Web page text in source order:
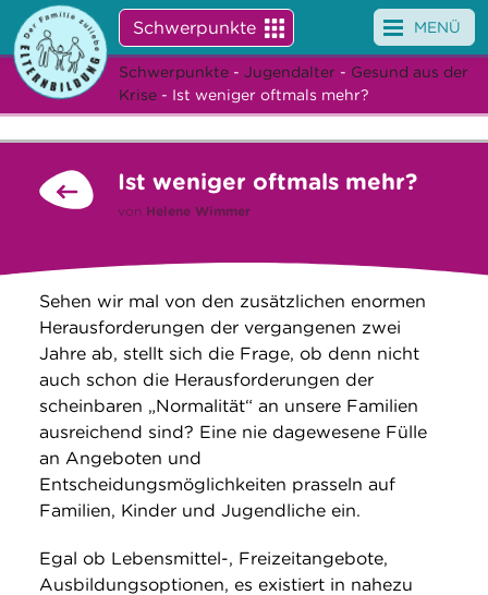
Schwerpunkte
Angebote
News
Über uns
Suche
MENÜ
Schwerpunkte - Jugendalter - Gesund aus der
Krise - Ist weniger oftmals mehr?
Ist weniger oftmals mehr?
von Helene Wimmer
Sehen wir mal von den zusätzlichen enormen
Herausforderungen der vergangenen zwei
Jahre ab, stellt sich die Frage, ob denn nicht
auch schon die Herausforderungen der
scheinbaren „Normalität“ an unsere Familien
ausreichend sind? Eine nie dagewesene Fülle
an Angeboten und
Entscheidungsmöglichkeiten prasseln auf
Familien, Kinder und Jugendliche ein.
Egal ob Lebensmittel-, Freizeitangebote,
Ausbildungsoptionen, es existiert in nahezu